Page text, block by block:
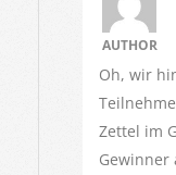
AUTHOR
Oh, wir
Zettel im
Gewinner